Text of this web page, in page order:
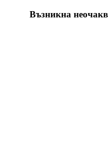
Възникна